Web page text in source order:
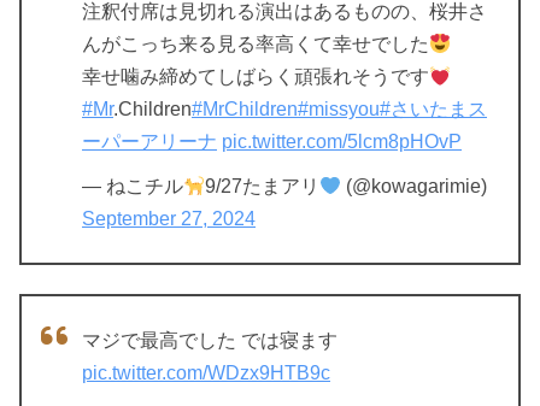
注釈付席は見切れる演出はあるものの、桜井さ
んがこっち来る見る率高くて幸せでした
幸せ噛み締めてしばらく頑張れそうです
#Mr.Children#MrChildren#missyou#さいたまス
ーパーアリーナ pic.twitter.com/5lcm8pHOvP
— ねこチル 9/27たまアリ
(@kowagarimie)
September 27, 2024
マジで最高でした では寝ます
pic.twitter.com/WDzx9HTB9c